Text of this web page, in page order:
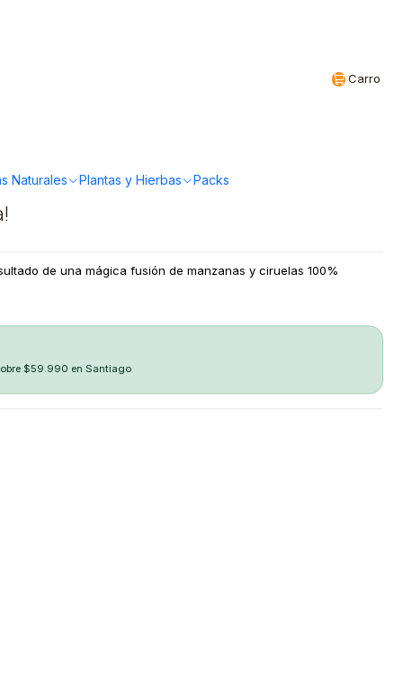
Carro
Naturales Plantas y Hierbas Packs
de una mágica fusión de manzanas y ciruelas 100%
$59.990 en Santiago